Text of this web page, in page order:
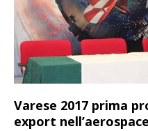
Varese 2017 prima
export